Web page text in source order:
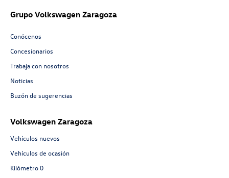
Grupo Volkswagen Zaragoza
Conócenos
Concesionarios
Trabaja con nosotros
Noticias
Buzón de sugerencias
Volkswagen Zaragoza
Vehículos nuevos
Vehículos de ocasión
Kilómetro 0